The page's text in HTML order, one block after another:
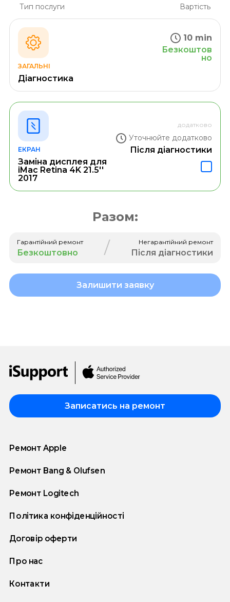
Тип послуги Вартість
ЗАГАЛЬНІ
Діагностика
10 min
Безкоштов
но
ЕКРАН
Заміна дисплея для
iMac Retina 4K 21.5''
2017
додатково
Уточнюйте додатково
Після діагностики
Разом:
Гарантійний ремонт
Безкоштовно / Негарантійний ремонт
Після діагностики
Залишити заявку
Записатись на ремонт
Ремонт Apple
Ремонт Bang & Olufsen
Ремонт Logitech
Політика конфіденційності
Договір оферти
Про нас
Контакти